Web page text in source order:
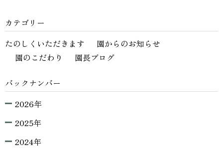
カテゴリー
たのしくいただきます
園からのお知らせ
園のこだわり
園長ブログ
バックナンバー
2026年
2025年
2024年